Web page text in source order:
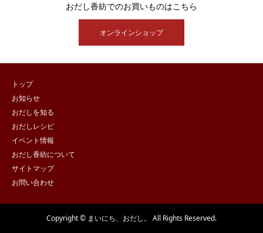
おだし香紡でのお買いものはこちら
オンラインショップ
トップ
お知らせ
おだしを知る
おだしレシピ
イベント情報
おだし香紡について
サイトマップ
お問い合わせ
Copyright © まいにち、おだし。 All Rights Reserved.